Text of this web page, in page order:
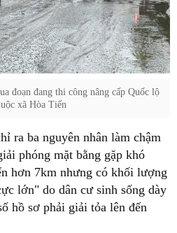
đoạn đang thi công nâng cấp Quốc lộ
xã Hòa Tiến
ra ba nguyên nhân làm chậm
phóng mặt bằng gặp khó
hơn 7km nhưng có khối lượng
lớn" do dân cư sinh sống dày
hồ sơ phải giải tỏa lên đến